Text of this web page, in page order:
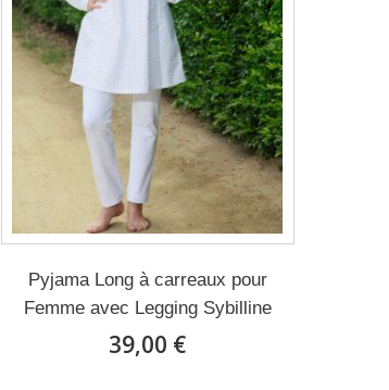
Pyjama Long à carreaux pour
Femme avec Legging Sybilline
39,00 €